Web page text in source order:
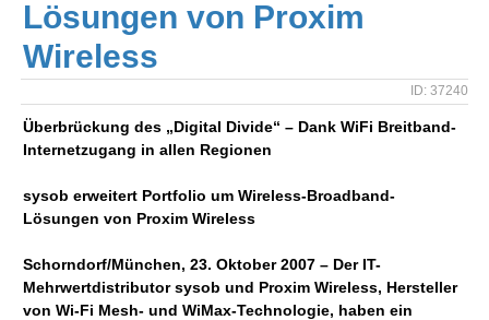
Lösungen von Proxim
Wireless
ID: 37240
Überbrückung des „Digital Divide“ – Dank WiFi Breitband-
Internetzugang in allen Regionen
sysob erweitert Portfolio um Wireless-Broadband-
Lösungen von Proxim Wireless
Schorndorf/München, 23. Oktober 2007 – Der IT-
Mehrwertdistributor sysob und Proxim Wireless, Hersteller
von Wi-Fi Mesh- und WiMax-Technologie, haben ein